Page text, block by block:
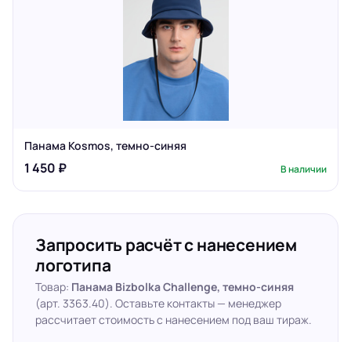
Панама Kosmos, темно-синяя
1 450 ₽ В наличии
Запросить расчёт с нанесением
логотипа
Товар: Панама Bizbolka Challenge, темно-синяя
(арт. 3363.40). Оставьте контакты — менеджер
рассчитает стоимость с нанесением под ваш тираж.